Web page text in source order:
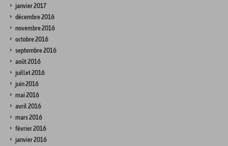
janvier 2017
décembre 2016
novembre 2016
octobre 2016
septembre 2016
août 2016
juillet 2016
juin 2016
mai 2016
avril 2016
mars 2016
février 2016
janvier 2016